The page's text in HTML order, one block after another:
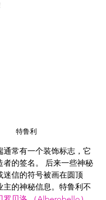
特鲁利
通常有一个装饰标志，它
者的签名。 后来一些神秘
迷信的符号被画在圆顶
主的神秘信息。特鲁利不